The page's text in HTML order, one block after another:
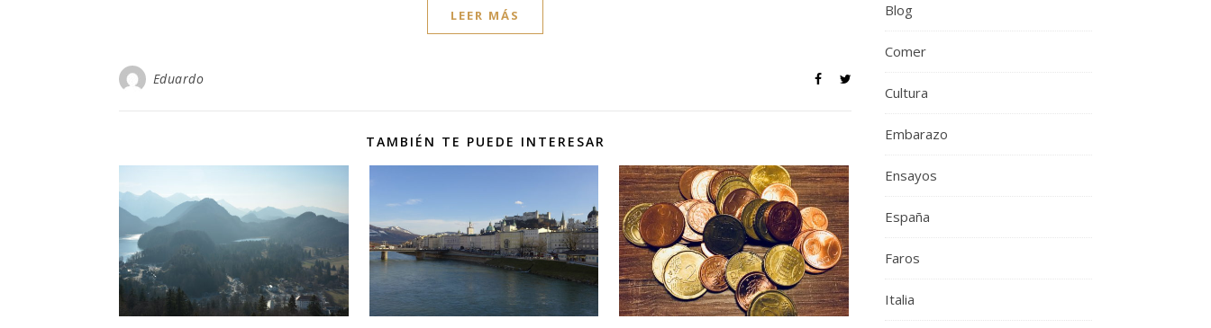
LEER MÁS
Eduardo
TAMBIÉN TE PUEDE INTERESAR
Blog
Comer
Cultura
Embarazo
Ensayos
España
Faros
Italia